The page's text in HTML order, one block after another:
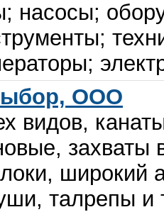
насосы;
ООО
видов,
широкий
талрепы и